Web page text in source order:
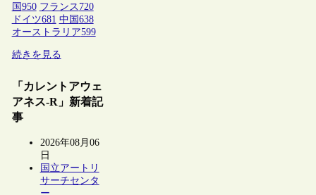
国 950 フランス 720
ドイツ681 中国 638
オーストラリア599
続きを見る
「カレントアウェ
アネス-R」新着記
事
2026年08月06
日
国立アートリ
サーチセンタ